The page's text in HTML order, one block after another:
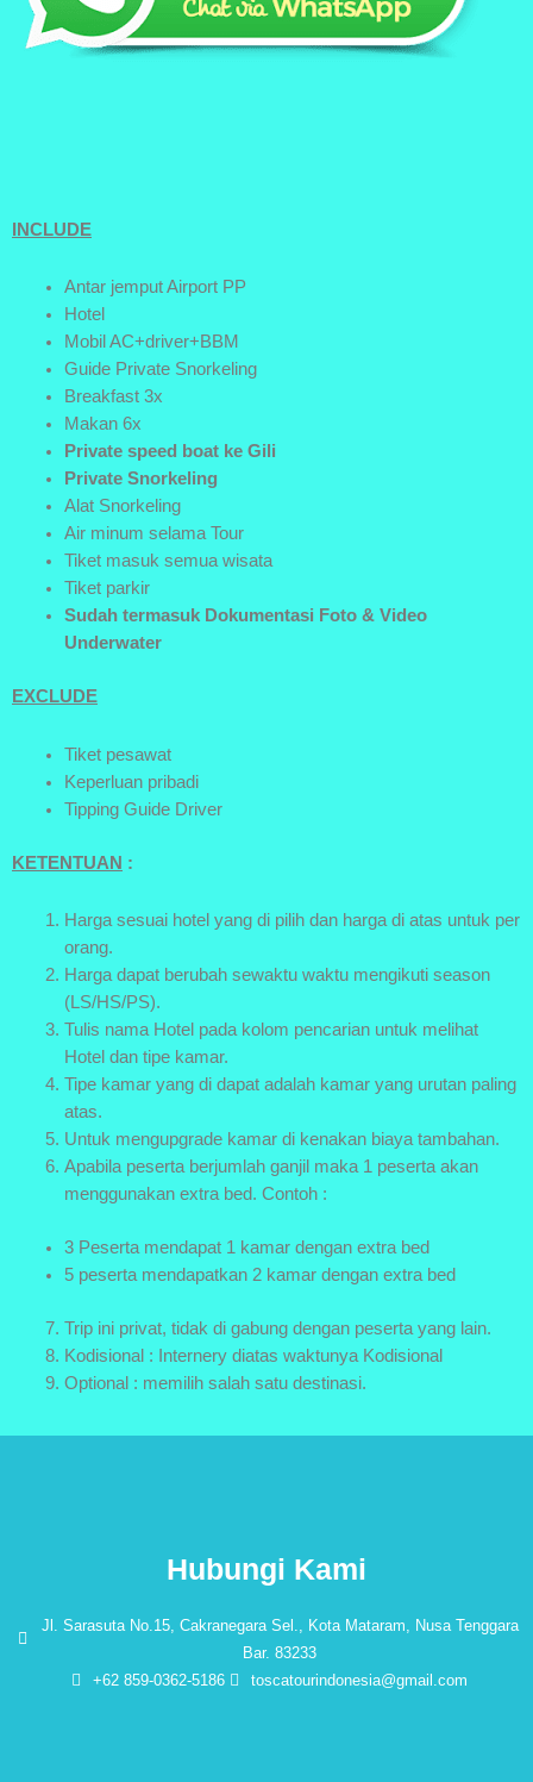
INCLUDE
Antar jemput Airport PP
Hotel
Mobil AC+driver+BBM
Guide Private Snorkeling
Breakfast 3x
Makan 6x
Private speed boat ke Gili
Private Snorkeling
Alat Snorkeling
Air minum selama Tour
Tiket masuk semua wisata
Tiket parkir
Sudah termasuk Dokumentasi Foto & Video
Underwater
EXCLUDE
Tiket pesawat
Keperluan pribadi
Tipping Guide Driver
KETENTUAN :
Harga sesuai hotel yang di pilih dan harga di atas untuk per
orang.
Harga dapat berubah sewaktu waktu mengikuti season
(LS/HS/PS).
Tulis nama Hotel pada kolom pencarian untuk melihat
Hotel dan tipe kamar.
Tipe kamar yang di dapat adalah kamar yang urutan paling
atas.
Untuk mengupgrade kamar di kenakan biaya tambahan.
Apabila peserta berjumlah ganjil maka 1 peserta akan
menggunakan extra bed. Contoh :
3 Peserta mendapat 1 kamar dengan extra bed
5 peserta mendapatkan 2 kamar dengan extra bed
Trip ini privat, tidak di gabung dengan peserta yang lain.
Kodisional : Internery diatas waktunya Kodisional
Optional : memilih salah satu destinasi.
Hubungi Kami
Jl. Sarasuta No.15, Cakranegara Sel., Kota Mataram, Nusa Tenggara
Bar. 83233
+62 859-0362-5186
toscatourindonesia@gmail.com